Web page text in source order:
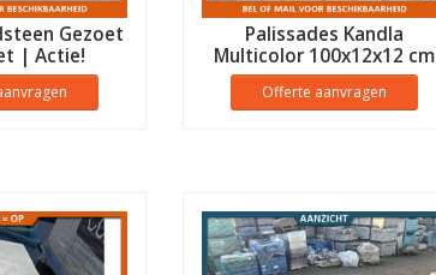
Gezoet
| Actie!
Palissades Kandla
Multicolor 100x12x12 cm
Offerte aanvragen